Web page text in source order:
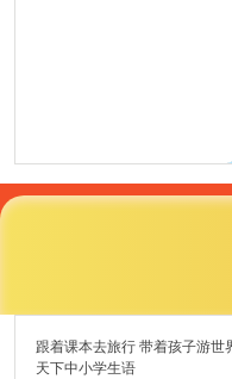
跟着课本去旅行 带着孩子游世
天下中小学生语